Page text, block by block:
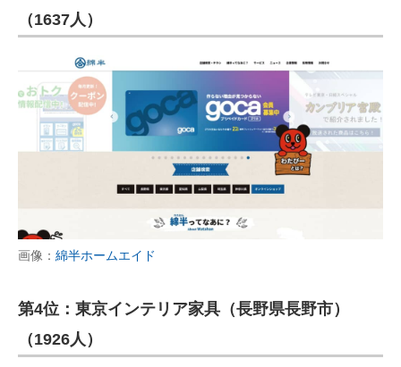
（1637人）
画像： 綿半ホームエイド
第4位：東京インテリア家具（長野県長野市）
（1926人）